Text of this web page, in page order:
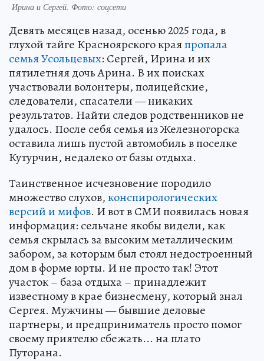
Ирина и Сергей. Фото: соцсети
Девять месяцев назад, осенью 2025 года, в
глухой тайге Красноярского краяпропала
семья Усольцевых: Сергей, Ирина и их
пятилетняя дочь Арина. В их поисках
участвовали волонтеры, полицейские,
следователи, спасатели — никаких
результатов. Найти следов родственников не
удалось. После себя семья из Железногорска
оставила лишь пустой автомобиль в поселке
Кутурчин, недалеко от базы отдыха.
Таинственное исчезновение породило
множество слухов,конспирологических
версий и мифов. И вот в СМИ появилась новая
информация: сельчане якобы видели, как
семья скрылась за высоким металлическим
забором, за которым был стоял недостроенный
дом в форме юрты. И не просто так! Этот
участок – база отдыха – принадлежит
известному в крае бизнесмену, который знал
Сергея. Мужчины — бывшие деловые
партнеры, и предприниматель просто помог
своему приятелю сбежать... на плато
Путорана.